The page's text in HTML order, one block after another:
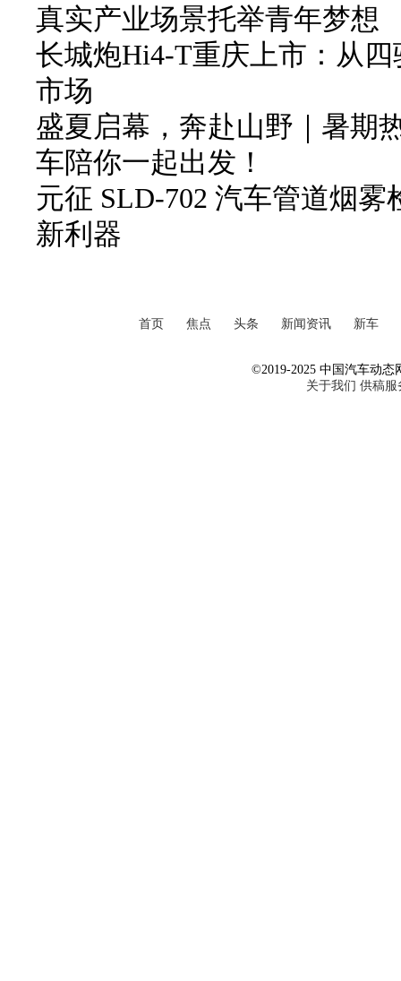
真实产业场景托举青年梦想
长城炮Hi4-T重庆上市：从
市场
盛夏启幕，奔赴山野｜暑期
车陪你一起出发！
元征 SLD-702 汽车管道烟
新利器
首页 焦点 头条 新闻资讯 新车
©2019-2025 中国汽车动态
关于我们 供稿服